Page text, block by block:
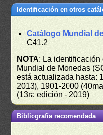
Identificación en otros
Catálogo Mundial
C41.2
NOTA: La
Mundial de Monedas
está actualizada hasta:
2013), 1901-2000
(13ra edición - 2019)
Bibliografía recomendada